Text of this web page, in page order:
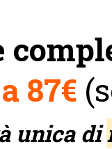
87€
unica di